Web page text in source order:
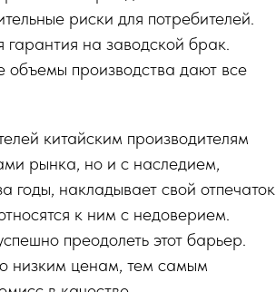
риски для потребителей.
гарантия на заводской брак.
производства дают все
китайским производителям
рынка, но и с наследием,
годы, накладывает свой отпечаток
к ним с недоверием.
преодолеть этот барьер.
низким ценам, тем самым